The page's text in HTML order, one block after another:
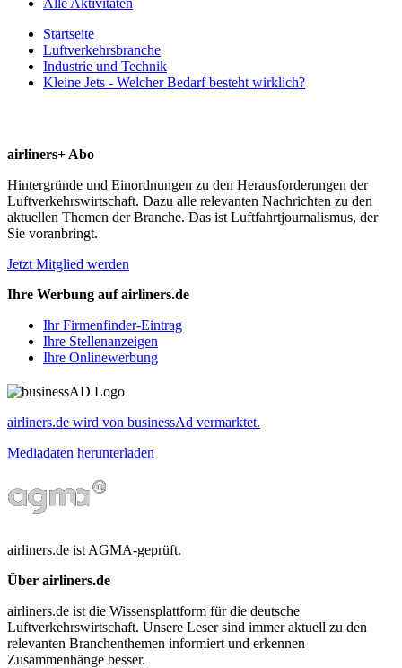
Startseite
Luftverkehrsbranche
Industrie und Technik
Kleine Jets - Welcher Bedarf besteht wirklich?
airliners+ Abo
Hintergründe und Einordnungen zu den Herausforderungen der
Luftverkehrswirtschaft. Dazu alle relevanten Nachrichten zu den
aktuellen Themen der Branche. Das ist Luftfahrtjournalismus, der
Sie voranbringt.
Jetzt Mitglied werden
Ihre Werbung auf airliners.de
Ihr Firmenfinder-Eintrag
Ihre Stellenanzeigen
Ihre Onlinewerbung
airliners.de wird von businessAd vermarktet.
Mediadaten herunterladen
airliners.de ist AGMA-geprüft.
Über airliners.de
airliners.de ist die Wissensplattform für die deutsche
Luftverkehrswirtschaft. Unsere Leser sind immer aktuell zu den
relevanten Branchenthemen informiert und erkennen
Zusammenhänge besser.